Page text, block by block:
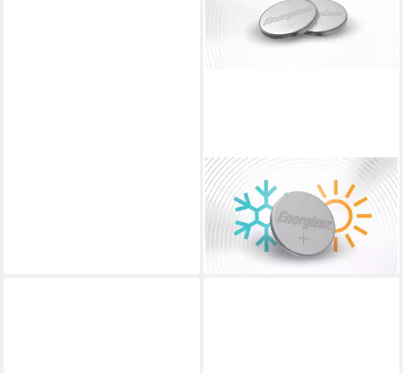
ENERGIZER
Energizer Spezialbatterie CR-
Typ 1632 1er Pack Batterie
ab 4,80 €
lieferbar - in 2-3 Werktagen bei dir